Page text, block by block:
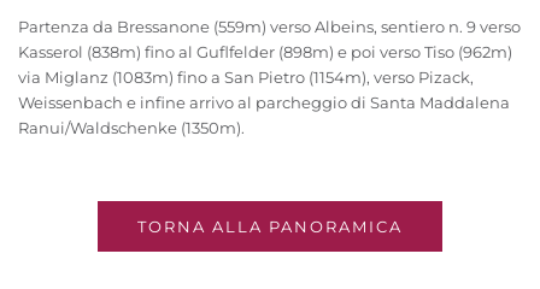
Partenza da Bressanone (559m) verso Albeins, sentiero n. 9 verso
Kasserol (838m) fino al Guflfelder (898m) e poi verso Tiso (962m)
via Miglanz (1083m) fino a San Pietro (1154m), verso Pizack,
Weissenbach e infine arrivo al parcheggio di Santa Maddalena
Ranui/Waldschenke (1350m).
TORNA ALLA PANORAMICA